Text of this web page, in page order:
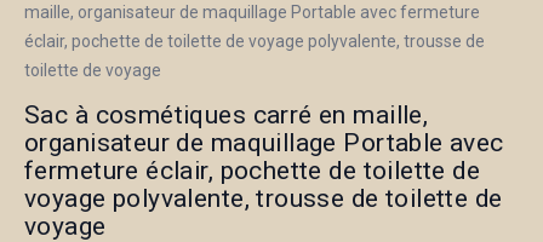
maille, organisateur de maquillage Portable avec fermeture
éclair, pochette de toilette de voyage polyvalente, trousse de
toilette de voyage
Sac à cosmétiques carré en maille,
organisateur de maquillage Portable avec
fermeture éclair, pochette de toilette de
voyage polyvalente, trousse de toilette de
voyage